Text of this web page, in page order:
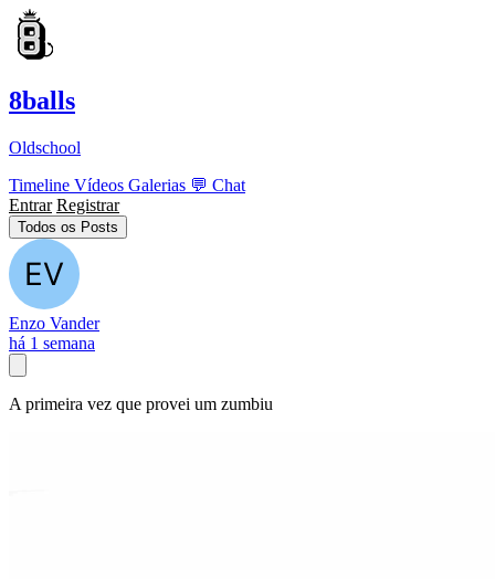
8balls
Oldschool
Timeline Vídeos Galerias 💬 Chat
Entrar Registrar
Todos os Posts
Enzo Vander
há 1 semana
A primeira vez que provei um zumbiu